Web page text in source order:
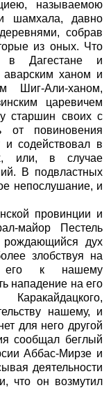
называемою
шамхала, давно
собрав
из оных. Что
в Дагестане и
аварским ханом и
Шиг-Али-ханом,
царевичем
старшин своих с
от повиновения
и содействовал в
или, в случае
В подвластных
непослушание, и
провинции и
майор Пестель
рождающийся дух
злобствуя на
его к нашему
нападение на его
нашему, и
для него другой
сообщал беглый
Аббас-Мирзе и
деятельности
что он возмутил